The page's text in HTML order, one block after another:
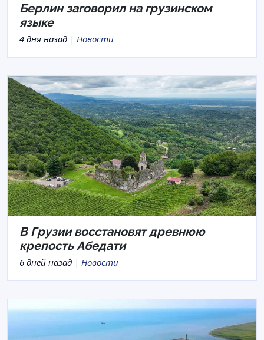
Берлин заговорил на грузинском
языке
4 дня назад | Новости
В Грузии восстановят древнюю
крепость Абедати
6 дней назад | Новости